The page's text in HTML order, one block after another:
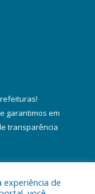
!
garantimos em
transparência
experiência de